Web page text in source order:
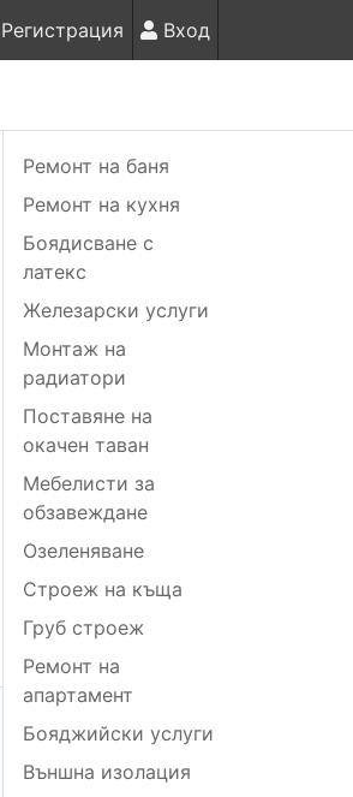
Регистрация Вход
Ремонт на баня
Ремонт на кухня
Боядисване с
латекс
Железарски услуги
Монтаж на
радиатори
Поставяне на
окачен таван
Мебелисти за
обзавеждане
Озеленяване
Строеж на къща
Груб строеж
Ремонт на
апартамент
Бояджийски услуги
Външна изолация